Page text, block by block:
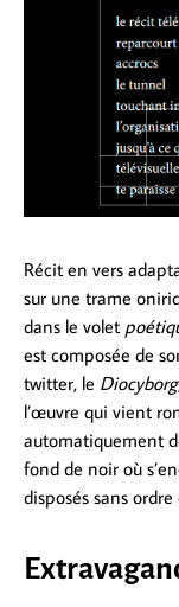
Récit en vers
sur une trame
dans le volet
est composée de
twitter, le Diocyborg
l’œuvre qui vient
automatiquement
fond de noir où
disposés sans